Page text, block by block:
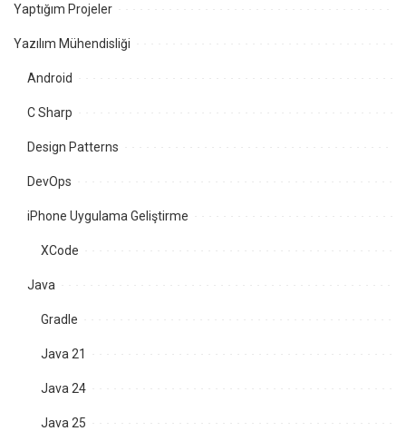
Yaptığım Projeler
Yazılım Mühendisliği
Android
C Sharp
Design Patterns
DevOps
iPhone Uygulama Geliştirme
XCode
Java
Gradle
Java 21
Java 24
Java 25